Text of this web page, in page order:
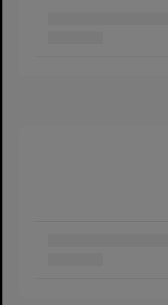
Được đóng trong chai nhựa